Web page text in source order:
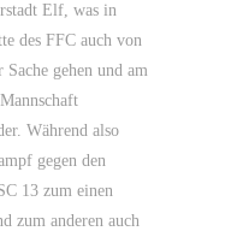
Elf, was in
des FFC auch von
gehen und am
Während also
gegen den
13 zum einen
zum anderen auch